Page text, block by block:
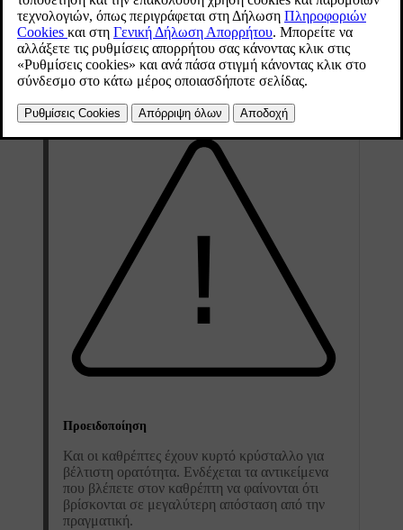
Μπορείτε να ρυθμίσετε τον εσωτερικό καθρέπτη, γυρίζοντάς τον
προς τα κάτω χειροκίνητα.
Εξωτερικοί καθρέπτες
Προειδοποίηση
Και οι καθρέπτες έχουν κυρτό κρύσταλλο για
βέλτιστη ορατότητα. Ενδέχεται τα αντικείμενα
που βλέπετε στον καθρέπτη να φαίνονται ότι
βρίσκονται σε μεγαλύτερη απόσταση από την
πραγματική.